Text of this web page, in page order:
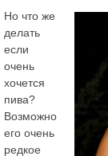
Но что же
делать
если
очень
хочется
пива?
Возможно
его очень
редкое